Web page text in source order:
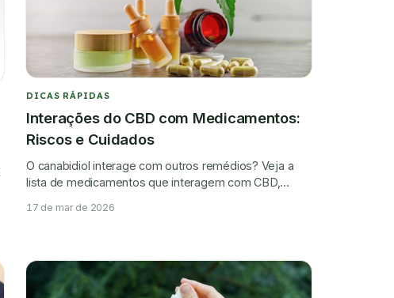
DICAS RÁPIDAS
Interações do CBD com Medicamentos:
Riscos e Cuidados
O canabidiol interage com outros remédios? Veja a
lista de medicamentos que interagem com CBD,
17 de mar de 2026